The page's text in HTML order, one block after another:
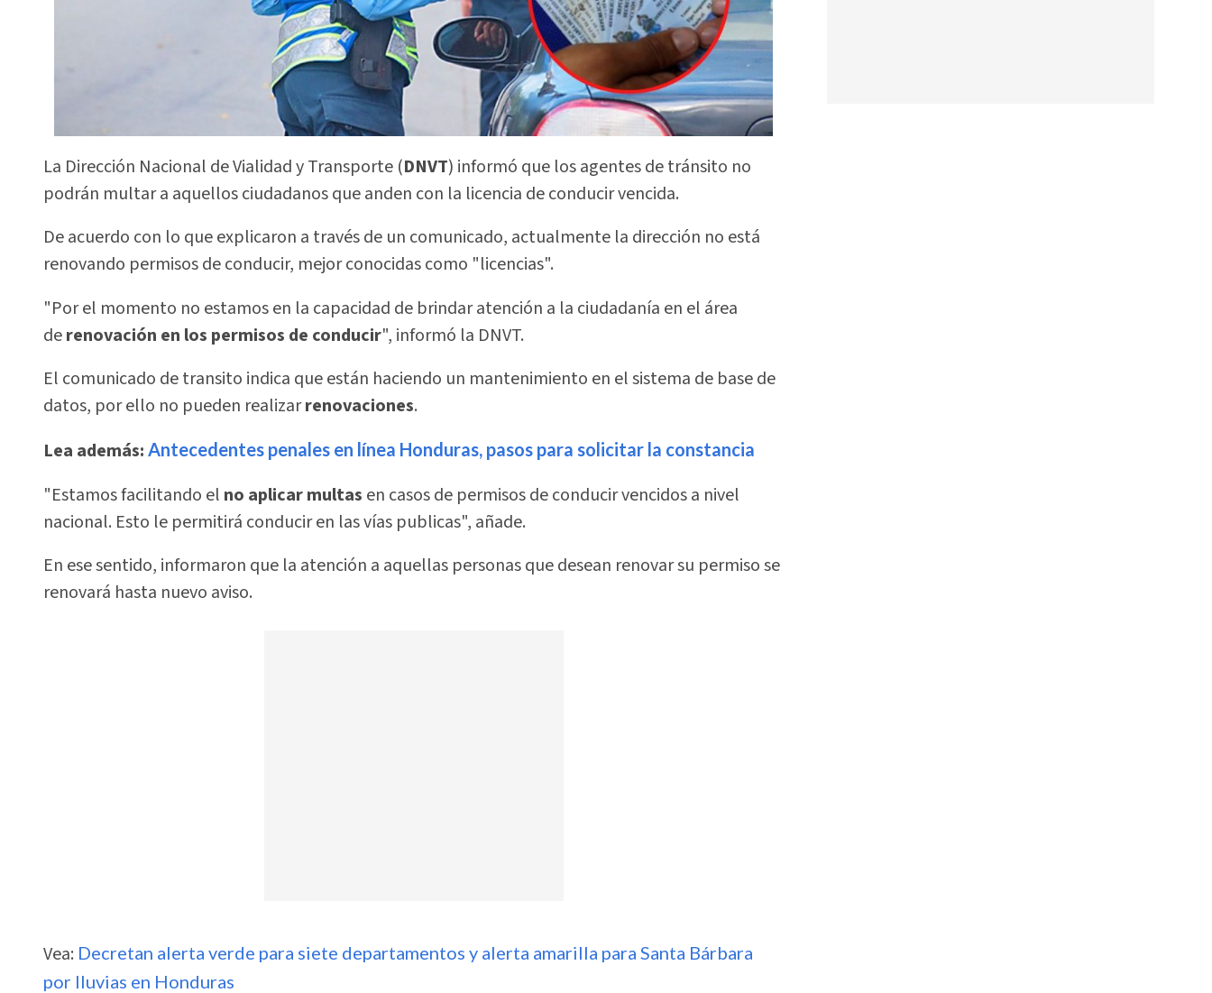
La Dirección Nacional de Vialidad y Transporte (DNVT) informó que los agentes de tránsito no
podrán multar a aquellos ciudadanos que anden con la licencia de conducir vencida.
De acuerdo con lo que explicaron a través de un comunicado, actualmente la dirección no está
renovando permisos de conducir, mejor conocidas como "licencias".
"Por el momento no estamos en la capacidad de brindar atención a la ciudadanía en el área
derenovación en los permisos de conducir", informó la DNVT.
El comunicado de transito indica que están haciendo un mantenimiento en el sistema de base de
datos, por ello no pueden realizarrenovaciones.
Lea además: Antecedentes penales en línea Honduras, pasos para solicitar la constancia
"Estamos facilitando el no aplicar multas en casos de permisos de conducir vencidos a nivel
nacional. Esto le permitirá conducir en las vías publicas", añade.
En ese sentido, informaron que la atención a aquellas personas que desean renovar su permiso se
renovará hasta nuevo aviso.
Vea: Decretan alerta verde para siete departamentos y alerta amarilla para Santa Bárbara
por lluvias en Honduras